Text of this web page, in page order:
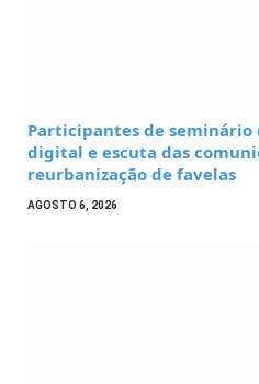
Participantes de
digital e escuta das
reurbanização de favelas
AGOSTO 6, 2026